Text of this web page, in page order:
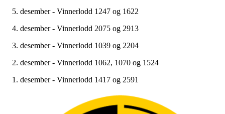
5. desember - Vinnerlodd 1247 og 1622
4. desember - Vinnerlodd 2075 og 2913
3. desember - Vinnerlodd 1039 og 2204
2. desember - Vinnerlodd 1062, 1070 og 1524
1. desember - Vinnerlodd 1417 og 2591